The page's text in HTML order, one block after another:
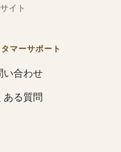
イト
マーサポート
い合わせ
ある質問